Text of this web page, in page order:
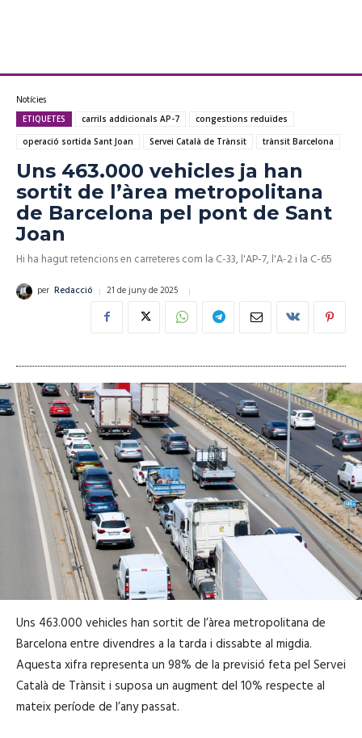
Notícies
ETIQUETES carrils addicionals AP-7
congestions reduïdes
operació sortida Sant Joan
Servei Català de Trànsit trànsit Barcelona
Uns 463.000 vehicles ja han
sortit de l’àrea metropolitana
de Barcelona pel pont de Sant
Joan
Hi ha hagut retencions en carreteres com la C-33, l'AP-7, l'A-2 i la C-65
per Redacció 21 de juny de 2025
Uns 463.000 vehicles han sortit de l’àrea metropolitana de
Barcelona entre divendres a la tarda i dissabte al migdia.
Aquesta xifra representa un 98% de la previsió feta pel Servei
Català de Trànsit i suposa un augment del 10% respecte al
mateix període de l’any passat.